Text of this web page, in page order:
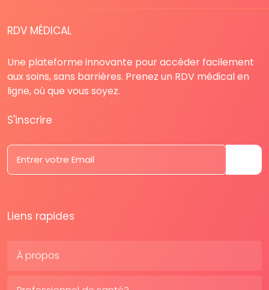
RDV MÉDICAL
Une plateforme innovante pour accéder facilement
aux soins, sans barrières. Prenez un RDV médical en
ligne, où que vous soyez.
S'inscrire
Liens rapides
À propos